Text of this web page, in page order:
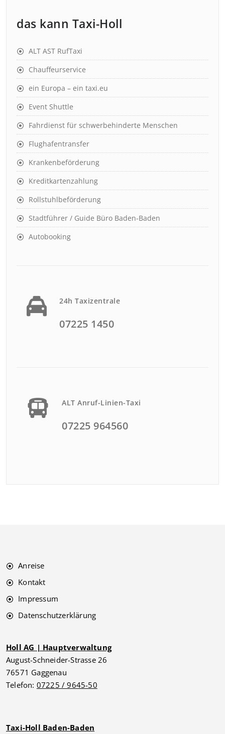
das kann Taxi-Holl
ALT AST RufTaxi
Chauffeurservice
ein Europa – ein taxi.eu
Event Shuttle
Fahrdienst für schwerbehinderte Menschen
Flughafentransfer
Krankenbeförderung
Kreditkartenzahlung
Rollstuhlbeförderung
Stadtführer / Guide Büro Baden-Baden
Autobooking
24h Taxizentrale
07225 1450
ALT Anruf-Linien-Taxi
07225 964560
Anreise
Kontakt
Impressum
Datenschutzerklärung
Holl AG | Hauptverwaltung
August-Schneider-Strasse 26
76571 Gaggenau
Telefon: 07225 / 9645-50
Taxi-Holl Baden-Baden